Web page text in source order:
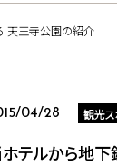
天王寺公園の紹介
04/28 観光ス
テルから地